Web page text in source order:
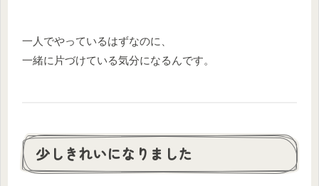
一人でやっているはずなのに、
一緒に片づけている気分になるんです。
少しきれいになりました